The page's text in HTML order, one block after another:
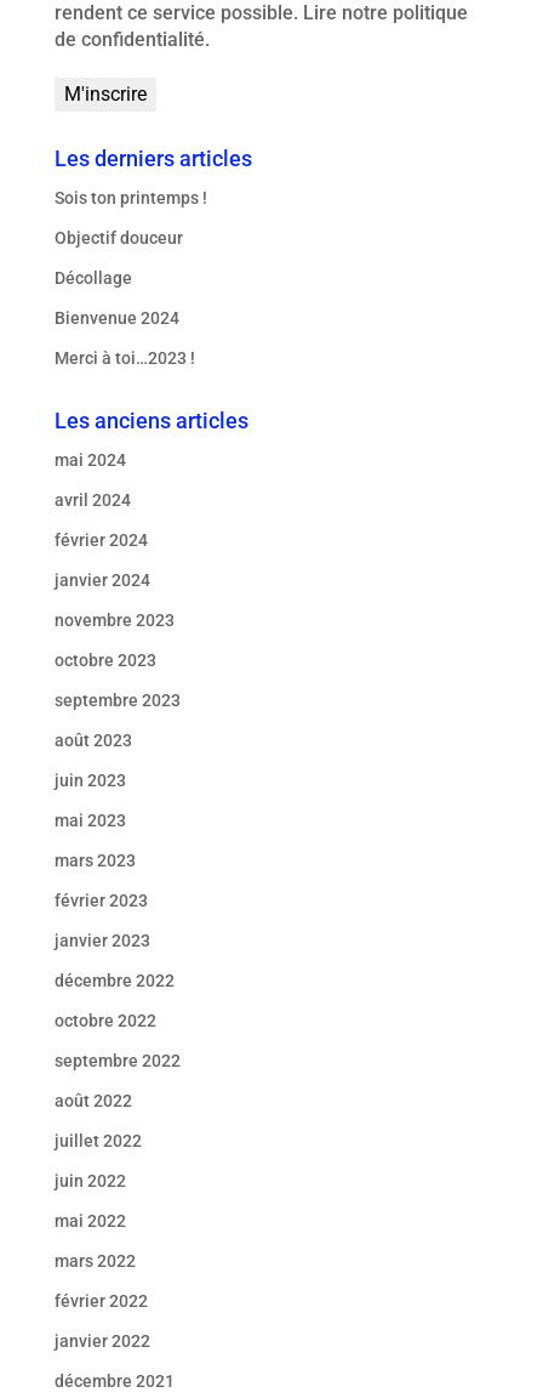
rendent ce service possible. Lire notre politique
de confidentialité.
Les derniers articles
Sois ton printemps !
Objectif douceur
Décollage
Bienvenue 2024
Merci à toi…2023 !
Les anciens articles
mai 2024
avril 2024
février 2024
janvier 2024
novembre 2023
octobre 2023
septembre 2023
août 2023
juin 2023
mai 2023
mars 2023
février 2023
janvier 2023
décembre 2022
octobre 2022
septembre 2022
août 2022
juillet 2022
juin 2022
mai 2022
mars 2022
février 2022
janvier 2022
décembre 2021